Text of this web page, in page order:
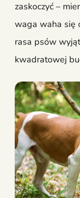
zaskoczyć –
waga waha się
rasa psów
kwadratowej